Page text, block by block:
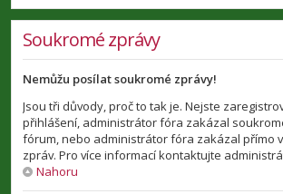
Soukromé zprávy
Nemůžu posílat soukromé zprávy!
Jsou tři důvody, proč to tak je. Nejste
přihlášení, administrátor fóra zakázal
fórum, nebo administrátor fóra zakázal přímo
zpráv. Pro více informací kontaktujte
Nahoru